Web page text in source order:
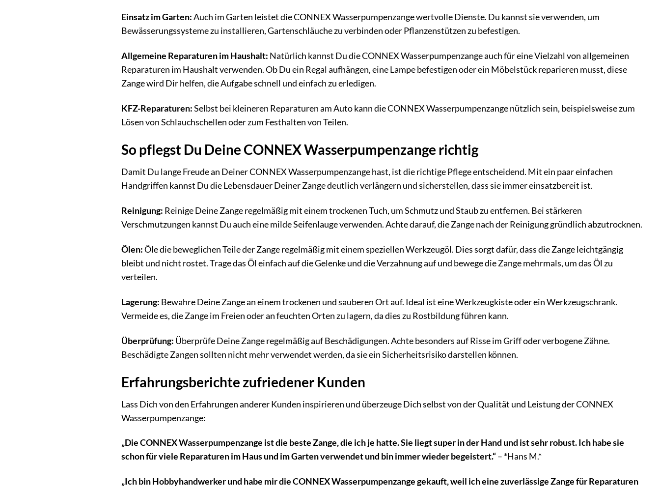
Einsatz im Garten:Auch im Garten leistet die CONNEX Wasserpumpenzange wertvolle Dienste. Du kannst sie verwenden, um
Bewässerungssysteme zu installieren, Gartenschläuche zu verbinden oder Pflanzenstützen zu befestigen.
Allgemeine Reparaturen im Haushalt: Natürlich kannst Du die CONNEX Wasserpumpenzange auch für eine Vielzahl von allgemeinen
Reparaturen im Haushalt verwenden. Ob Du ein Regal aufhängen, eine Lampe befestigen oder ein Möbelstück reparieren musst, diese
Zange wird Dir helfen, die Aufgabe schnell und einfach zu erledigen.
KFZ-Reparaturen:Selbst bei kleineren Reparaturen am Auto kann die CONNEX Wasserpumpenzange nützlich sein, beispielsweise zum
Lösen von Schlauchschellen oder zum Festhalten von Teilen.
So pflegst Du Deine CONNEX Wasserpumpenzange richtig
Damit Du lange Freude an Deiner CONNEX Wasserpumpenzange hast, ist die richtige Pflege entscheidend. Mit ein paar einfachen
Handgriffen kannst Du die Lebensdauer Deiner Zange deutlich verlängern und sicherstellen, dass sie immer einsatzbereit ist.
Reinigung: Reinige Deine Zange regelmäßig mit einem trockenen Tuch, um Schmutz und Staub zu entfernen. Bei stärkeren
Verschmutzungen kannst Du auch eine milde Seifenlauge verwenden. Achte darauf, die Zange nach der Reinigung gründlich abzutrocknen.
Ölen:Öle die beweglichen Teile der Zange regelmäßig mit einem speziellen Werkzeugöl. Dies sorgt dafür, dass die Zange leichtgängig
bleibt und nicht rostet. Trage das Öl einfach auf die Gelenke und die Verzahnung auf und bewege die Zange mehrmals, um das Öl zu
verteilen.
Lagerung: Bewahre Deine Zange an einem trockenen und sauberen Ort auf. Ideal ist eine Werkzeugkiste oder ein Werkzeugschrank.
Vermeide es, die Zange im Freien oder an feuchten Orten zu lagern, da dies zu Rostbildung führen kann.
Überprüfung: Überprüfe Deine Zange regelmäßig auf Beschädigungen. Achte besonders auf Risse im Griff oder verbogene Zähne.
Beschädigte Zangen sollten nicht mehr verwendet werden, da sie ein Sicherheitsrisiko darstellen können.
Erfahrungsberichte zufriedener Kunden
Lass Dich von den Erfahrungen anderer Kunden inspirieren und überzeuge Dich selbst von der Qualität und Leistung der CONNEX
Wasserpumpenzange:
„Die CONNEX Wasserpumpenzange ist die beste Zange, die ich je hatte. Sie liegt super in der Hand und ist sehr robust. Ich habe sie
schon für viele Reparaturen im Haus und im Garten verwendet und bin immer wieder begeistert.“– *Hans M.*
„Ich bin Hobbyhandwerker und habe mir die CONNEX Wasserpumpenzange gekauft, weil ich eine zuverlässige Zange für Reparaturen